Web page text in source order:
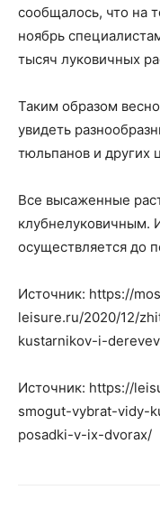
сообщалось, что на
ноябрь
тысяч луковичных
Таким образом
увидеть
тюльпанов и других
Все высаженные
клубнелуковичным.
осуществляется до
Источник: https://
leisure.ru/2020/12/
kustarnikov-i-
Источник: https://
smogut-vybrat-vidy-
posadki-v-ix-dvorax/